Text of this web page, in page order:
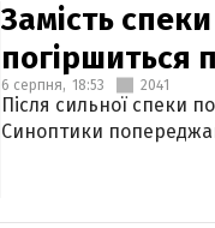
Замість
погіршиться
6 серпня, 18:53 2041
Після сильної спеки
Синоптики